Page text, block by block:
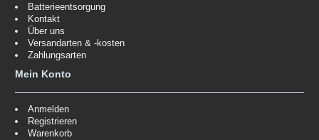
Batterieentsorgung
Kontakt
Über uns
Versandarten & -kosten
Zahlungsarten
Mein Konto
Anmelden
Registrieren
Warenkorb